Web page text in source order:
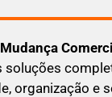
Mudança
soluções
organização e